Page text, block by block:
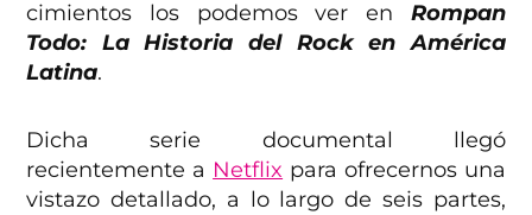
cimientos los podemos ver en Rompan
Todo: La Historia del Rock en América
Latina.
Dicha serie documental llegó
recientemente a Netflix para ofrecernos una
vistazo detallado, a lo largo de seis partes,